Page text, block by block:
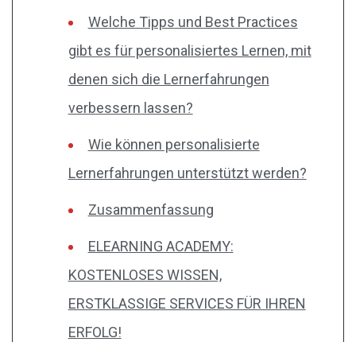
Welche Tipps und Best Practices
gibt es für personalisiertes Lernen, mit
denen sich die Lernerfahrungen
verbessern lassen?
Wie können personalisierte
Lernerfahrungen unterstützt werden?
Zusammenfassung
ELEARNING ACADEMY:
KOSTENLOSES WISSEN,
ERSTKLASSIGE SERVICES FÜR IHREN
ERFOLG!